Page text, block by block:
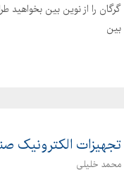
گرگان را از نوین بین
بین
تجهیزات الکترونیک
محمد خلیلی